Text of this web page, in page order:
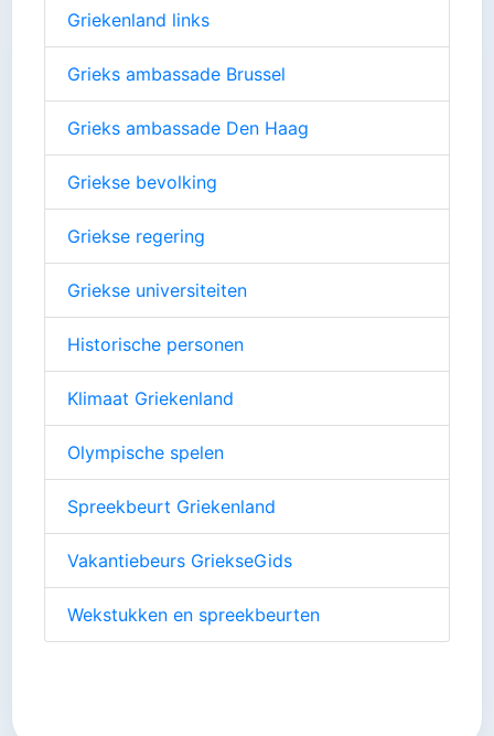
Griekenland links
Grieks ambassade Brussel
Grieks ambassade Den Haag
Griekse bevolking
Griekse regering
Griekse universiteiten
Historische personen
Klimaat Griekenland
Olympische spelen
Spreekbeurt Griekenland
Vakantiebeurs GriekseGids
Wekstukken en spreekbeurten